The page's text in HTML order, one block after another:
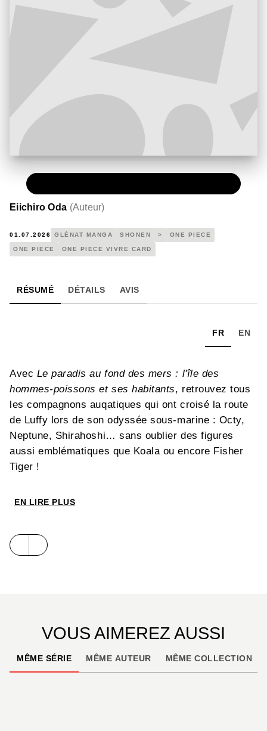
Eiichiro Oda (Auteur)
01.07.2026 GLÉNAT MANGA SHONEN > ONE PIECE
ONE PIECE ONE PIECE VIVRE CARD
RÉSUMÉ DÉTAILS AVIS
FR EN
Avec Le paradis au fond des mers : l'île des
hommes-poissons et ses habitants, retrouvez tous
les compagnons auqatiques qui ont croisé la route
de Luffy lors de son odyssée sous-marine : Octy,
Neptune, Shirahoshi… sans oublier des figures
aussi emblématiques que Koala ou encore Fisher
Tiger !
EN LIRE PLUS
VOUS AIMEREZ AUSSI
MÊME SÉRIE MÊME AUTEUR MÊME COLLECTION